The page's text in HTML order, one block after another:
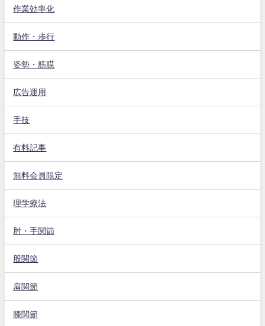
作業効率化
動作・歩行
姿勢・筋膜
広告運用
手技
有料記事
無料会員限定
理学療法
肘・手関節
股関節
肩関節
膝関節